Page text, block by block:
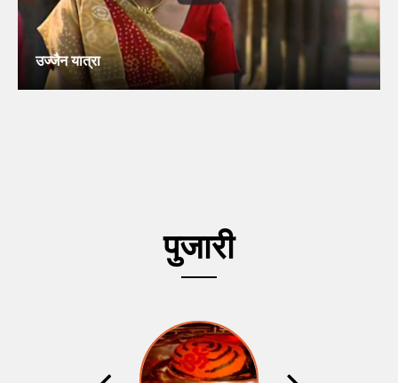
उज्जैन यात्रा
पुजारी